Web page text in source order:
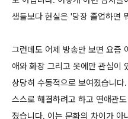
생들보다 현실은 '당장 졸업하면
그런데도 어제 방송만 보면 요즘
애와 화장 그리고 옷에만 관심이
상당히 수동적으로 보여졌습니
스스로 해결하려고 하고 연애관
졌습니다. 이는 문화의 차이가 아